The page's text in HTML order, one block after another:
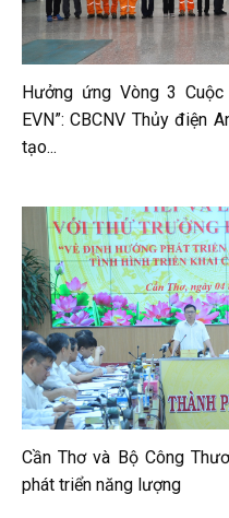
Hưởng ứng Vòng 3
EVN”: CBCNV Thủy điện
tạo...
Cần Thơ và Bộ Công
phát triển năng lượng